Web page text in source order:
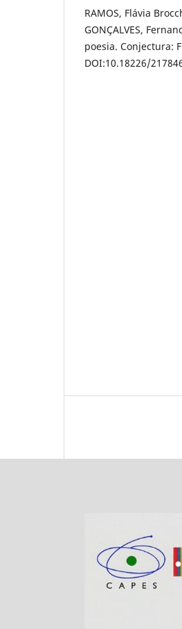
RAMOS, Flávia
GONÇALVES,
poesia. Conjectura:
DOI:10.18226/